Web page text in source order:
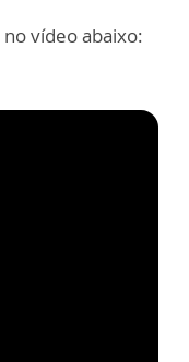
vídeo abaixo: